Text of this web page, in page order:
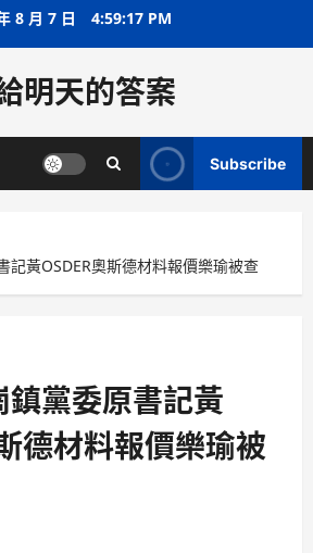
8 月 7 日 4:59:17 PM
明天的答案
Subscribe
記黃OSDER奧斯德材料報價樂瑜被查
鎮黨委原書記黃
德材料報價樂瑜被